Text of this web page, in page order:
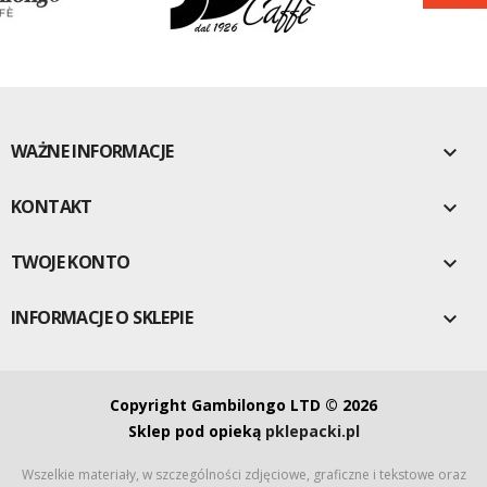
WAŻNE INFORMACJE 
KONTAKT 
TWOJE KONTO 
INFORMACJE O SKLEPIE 
Copyright Gambilongo LTD © 2026
Sklep pod opieką pklepacki.pl
Wszelkie materiały, w szczególności zdjęciowe, graficzne i tekstowe oraz